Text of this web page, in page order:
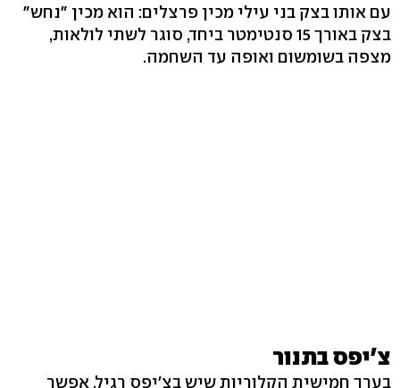
עם אותו בצק בני עילי מכין פרצלים: הוא מכין "נחש"
בצק באורך 15 סנטימטר ביחד, סוגר לשתי לולאות,
מצפה בשומשום ואופה עד השחמה.
צ'יפס בתנור
בערך חמישית הקלוריות שיש בצ'יפס רגיל. אפשר